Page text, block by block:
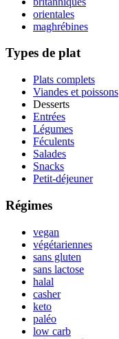
orientales
maghrébines
Types de plat
Plats complets
Viandes et poissons
Desserts
Entrées
Légumes
Féculents
Salades
Snacks
Petit-déjeuner
Régimes
vegan
végétariennes
sans gluten
sans lactose
halal
casher
keto
paléo
low carb